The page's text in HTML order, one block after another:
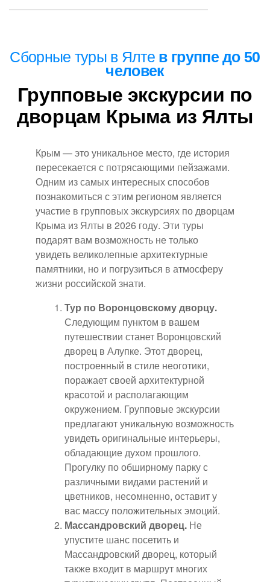
Сборные туры в Ялте в группе до 50
человек
Групповые экскурсии по
дворцам Крыма из Ялты
Крым — это уникальное место, где история
пересекается с потрясающими пейзажами.
Одним из самых интересных способов
познакомиться с этим регионом является
участие в групповых экскурсиях по дворцам
Крыма из Ялты в 2026 году. Эти туры
подарят вам возможность не только
увидеть великолепные архитектурные
памятники, но и погрузиться в атмосферу
жизни российской знати.
Тур по Воронцовскому дворцу.
Следующим пунктом в вашем
путешествии станет Воронцовский
дворец в Алупке. Этот дворец,
построенный в стиле неоготики,
поражает своей архитектурной
красотой и располагающим
окружением. Групповые экскурсии
предлагают уникальную возможность
увидеть оригинальные интерьеры,
обладающие духом прошлого.
Прогулку по обширному парку с
различными видами растений и
цветников, несомненно, оставит у
вас массу положительных эмоций.
Массандровский дворец. Не
упустите шанс посетить и
Массандровский дворец, который
также входит в маршрут многих